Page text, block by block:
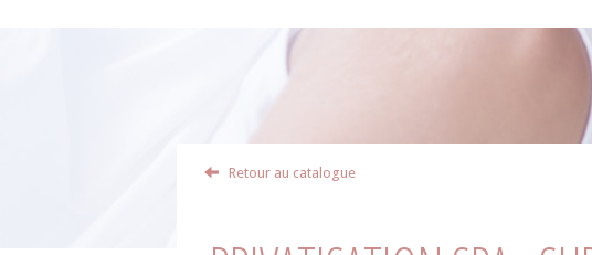
Retour au catalogue